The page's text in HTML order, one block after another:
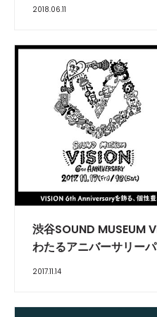
2018.06.11
渋谷SOUND MUSEUM
わたるアニバーサリー
2017.11.14